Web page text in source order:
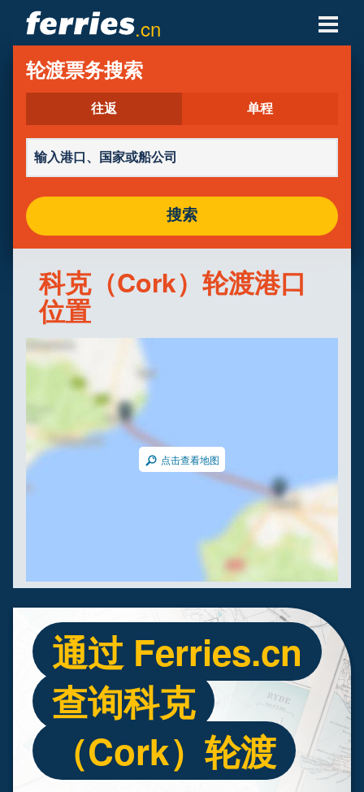
.cn
轮渡公司
轮渡目的地
轮渡航线
轮渡港口
管理预定
轮渡票务搜索
往返 单程
搜索
科克（Cork）轮渡港口
位置
点击查看地图
通过 Ferries.cn
查询科克
（Cork）轮渡